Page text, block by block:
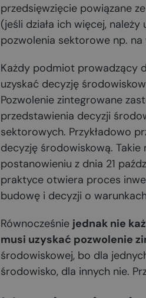
przedsięwzięcie powiązane
(jeśli działa ich więcej,
pozwolenia sektorowe np.
Każdy podmiot prowadzący
uzyskać decyzję
Pozwolenie zintegrowane
przedstawienia decyzji
sektorowych. Przykładowo
decyzję środowiskową.
postanowieniu z dnia 21
praktyce otwiera proces
budowę i decyzji o
Równocześnie jednak nie
musi uzyskać pozwolenie
środowiskowej, bo dla
środowisko, dla innych nie.